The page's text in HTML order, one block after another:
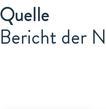
Quelle
Bericht der